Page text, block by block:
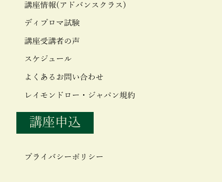
講座情報(アドバンスクラス)
ディプロマ試験
講座受講者の声
スケジュール
よくあるお問い合わせ
レイモンドロー・ジャパン規約
講座申込
プライバシーポリシー